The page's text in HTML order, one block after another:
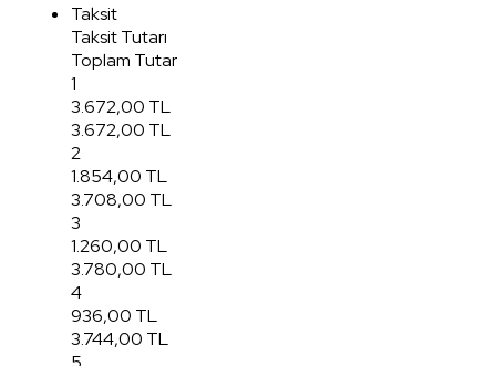
Taksit
Taksit Tutarı
Toplam Tutar
1
3.672,00 TL
3.672,00 TL
2
1.854,00 TL
3.708,00 TL
3
1.260,00 TL
3.780,00 TL
4
936,00 TL
3.744,00 TL